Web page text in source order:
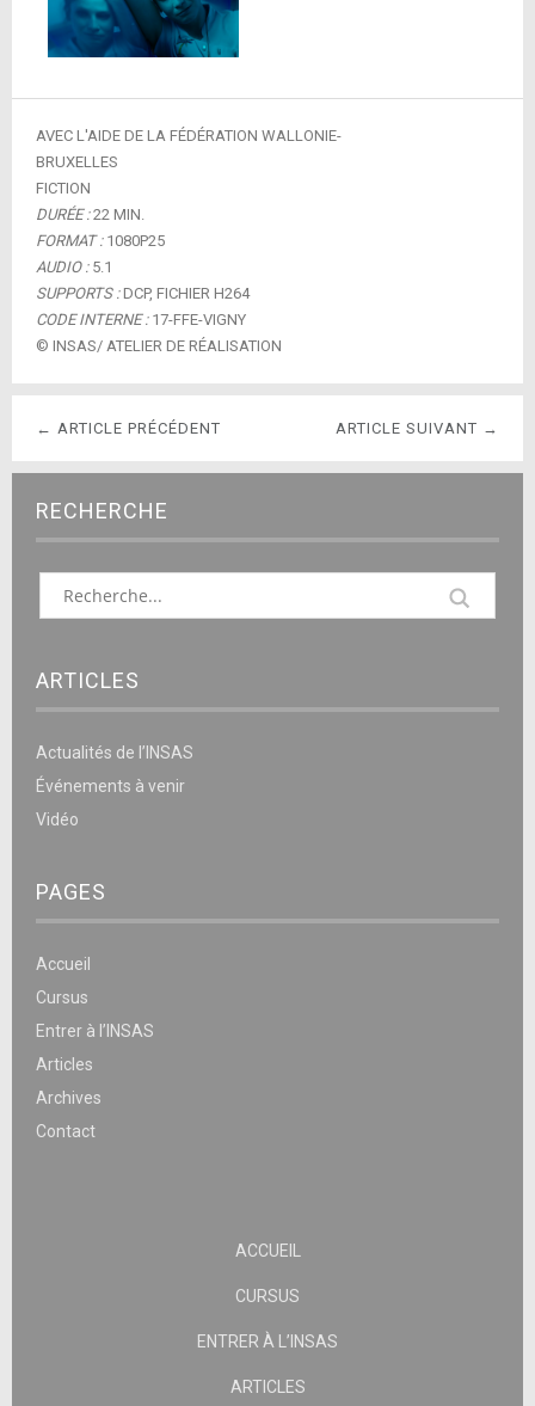
AVEC L'AIDE DE LA FÉDÉRATION WALLONIE-
BRUXELLES
FICTION
DURÉE :22 MIN.
FORMAT :1080P25
AUDIO :5.1
SUPPORTS :DCP, FICHIER H264
CODE INTERNE :17-FFE-VIGNY
© INSAS/ ATELIER DE RÉALISATION
ARTICLE SUIVANT →
← ARTICLE PRÉCÉDENT
RECHERCHE
ARTICLES
Actualités de l’INSAS
Événements à venir
Vidéo
PAGES
Accueil
Cursus
Entrer à l’INSAS
Articles
Archives
Contact
ACCUEIL
CURSUS
ENTRER À L’INSAS
ARTICLES